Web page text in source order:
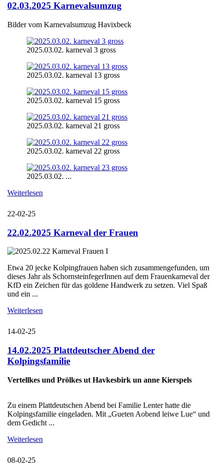
02.03.2025 Karnevalsumzug
Bilder vom Karnevalsumzug Havixbeck
2025.03.02. karneval 3 gross
2025.03.02. karneval 13 gross
2025.03.02. karneval 15 gross
2025.03.02. karneval 21 gross
2025.03.02. karneval 22 gross
2025.03.02. ...
Weiterlesen
22-02-25
22.02.2025 Karneval der Frauen
Etwa 20 jecke Kolpingfrauen haben sich zusammengefunden, um
dieses Jahr als SchornsteinfegerInnen auf dem Frauenkarneval der
KfD ein Zeichen für das goldene Handwerk zu setzen. Viel Spaß
und ein ...
Weiterlesen
14-02-25
14.02.2025 Plattdeutscher Abend der
Kolpingsfamilie
Vertellkes und Prölkes ut Havkesbirk un anne Kierspels
Zu einem Plattdeutschen Abend bei Familie Lenter hatte die
Kolpingsfamilie eingeladen. Mit „Gueten Aobend leiwe Lue“ und
dem Gedicht ...
Weiterlesen
08-02-25